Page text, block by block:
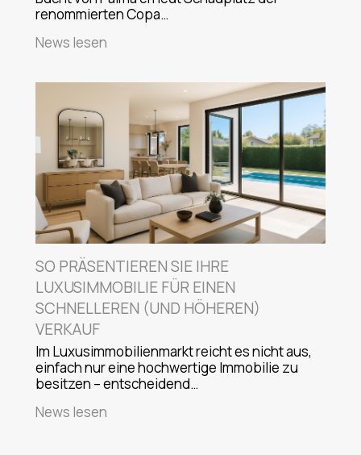
renommierten Copa…
News lesen
SO PRÄSENTIEREN SIE IHRE
LUXUSIMMOBILIE FÜR EINEN
SCHNELLEREN (UND HÖHEREN)
VERKAUF
Im Luxusimmobilienmarkt reicht es nicht aus,
einfach nur eine hochwertige Immobilie zu
besitzen – entscheidend…
News lesen